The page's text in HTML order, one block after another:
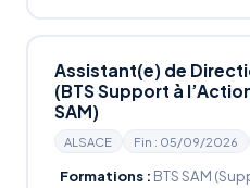
Assistant(e) de
(BTS Support à
SAM)
ALSACE Fin : 05/09/2026
Formations : BTS SAM